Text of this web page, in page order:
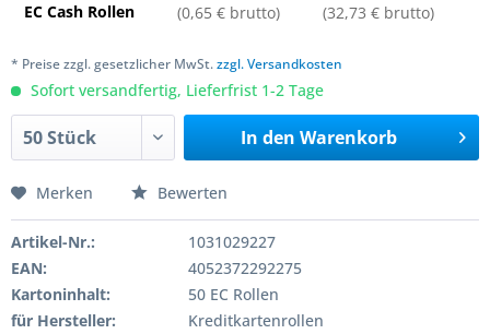
EC Cash Rollen
(0,65 € brutto) (32,73 € brutto)
* Preise zzgl. gesetzlicher MwSt.zzgl. Versandkosten
Sofort versandfertig, Lieferfrist 1-2 Tage
In den Warenkorb
Merken Bewerten
Artikel-Nr.:
1031029227
EAN:
4052372292275
Kartoninhalt:
50 EC Rollen
für Hersteller:
Kreditkartenrollen